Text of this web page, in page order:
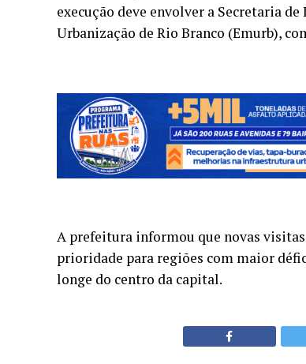
execução deve envolver a Secretaria
Urbanização de Rio Branco (Emurb),
A prefeitura informou que novas
prioridade para regiões com maior
longe do centro da capital.